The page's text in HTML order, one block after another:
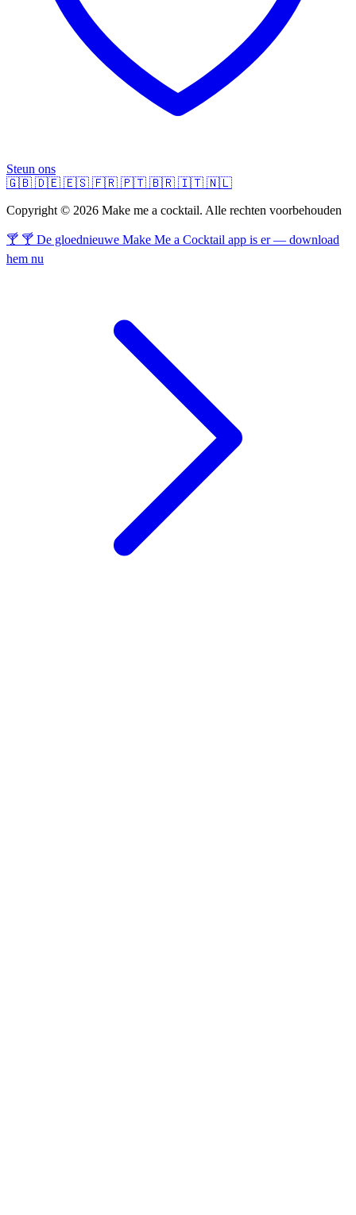
Steun ons
🇬🇧 🇩🇪 🇪🇸 🇫🇷 🇵🇹 🇧🇷 🇮🇹 🇳🇱
Copyright © 2026 Make me a cocktail. Alle rechten voorbehouden
🍸 🍸 De gloednieuwe Make Me a Cocktail app is er — download
hem nu